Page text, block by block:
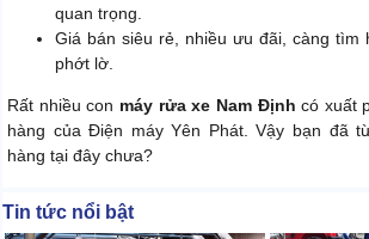
quan trọng.
Giá bán siêu rẻ, nhiều ưu đãi, càng tìm
phớt lờ.
Rất nhiều con máy rửa xe Nam Định có xuất
hàng của Điện máy Yên Phát. Vậy bạn đã
hàng tại đây chưa?
Tin tức nổi bật